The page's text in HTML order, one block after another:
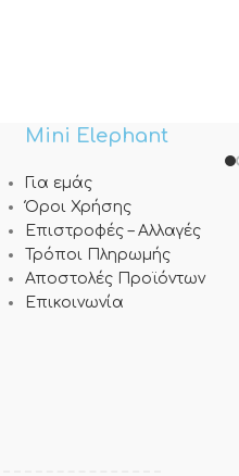
Mini Elephant
Για εμάς
Όροι Χρήσης
Επιστροφές – Αλλαγές
Τρόποι Πληρωμής
Αποστολές Προϊόντων
Επικοινωνία